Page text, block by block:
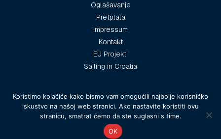
Oglašavanje
Pretplata
Impressum
Kontakt
EU Projekti
Sailing in Croatia
© 2025 Morski vodiči
Koristimo kolačiće kako bismo vam omogućili najbolje korisničko
iskustvo na našoj web stranici. Ako nastavite koristiti ovu
stranicu, smatrat ćemo da ste suglasni s time.
OK